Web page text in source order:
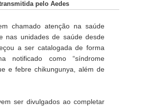
pelo Aedes
chamado atenção na saúde
nas unidades de saúde desde
a ser catalogada de forma
notificado como “síndrome
e febre chikungunya, além de
ser divulgados ao completar